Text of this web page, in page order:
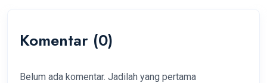
Komentar (0)
Belum ada komentar. Jadilah yang pertama